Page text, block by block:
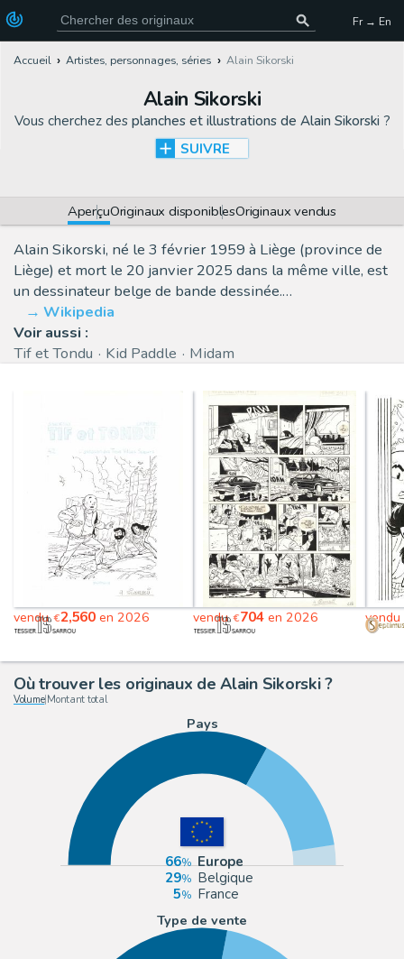
Fr → En
Accueil Artistes, personnages, séries Alain Sikorski
Alain Sikorski
Vous cherchez des planches et illustrations de Alain Sikorski ?
SUIVRE
AperçuOriginaux disponiblesOriginaux vendus
Alain Sikorski, né le 3 février 1959 à Liège (province de
Liège) et mort le 20 janvier 2025 dans la même ville, est
un dessinateur belge de bande dessinée.…
Wikipedia
Voir aussi :
Tif et Tondu
Kid Paddle Midam
vendu€2,560en 2026 vendu€704en 2026 vendu
Où trouver les originaux de Alain Sikorski ?
Volume| Montant total
Pays
66
Europe
29
Belgique
5
France
Type de vente